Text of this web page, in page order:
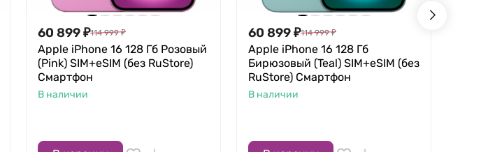
60 899₽114 999 ₽
Apple iPhone 16 128 Гб Розовый
(Pink) SIM+eSIM (без RuStore)
Смартфон
В наличии
60 899₽114 999 ₽
Apple iPhone 16 128 Гб
Бирюзовый (Teal) SIM+eSIM (без
RuStore) Смартфон
В наличии